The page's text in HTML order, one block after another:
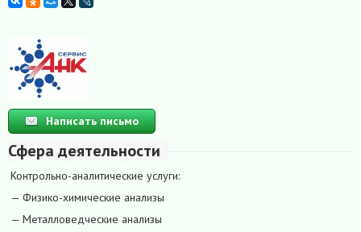
Написать письмо
Сфера деятельности
Контрольно-аналитические услуги:
— Физико-химические анализы
— Металловедческие анализы